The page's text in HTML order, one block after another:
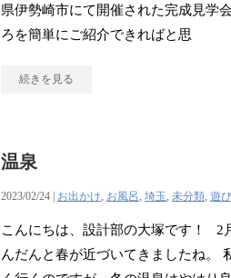
県伊勢崎市にて開催された完成見学
ろを簡単にご紹介できればと思
続きを見る
温泉
2023/02/24 | お出かけ, お風呂, 埼玉, 未分類, 遊び
こんにちは、設計部の大塚です！ 2
んだんと春が近づいてきましたね。